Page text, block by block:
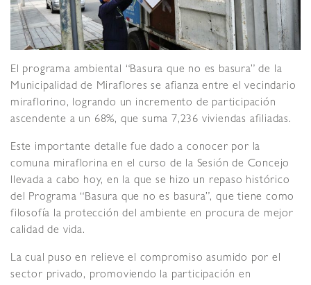
El programa ambiental “Basura que no es basura” de la
Municipalidad de Miraflores se afianza entre el vecindario
miraflorino, logrando un incremento de participación
ascendente a un 68%, que suma 7,236 viviendas afiliadas.
Este importante detalle fue dado a conocer por la
comuna miraflorina en el curso de la Sesión de Concejo
llevada a cabo hoy, en la que se hizo un repaso histórico
del Programa “Basura que no es basura”, que tiene como
filosofía la protección del ambiente en procura de mejor
calidad de vida.
La cual puso en relieve el compromiso asumido por el
sector privado, promoviendo la participación en